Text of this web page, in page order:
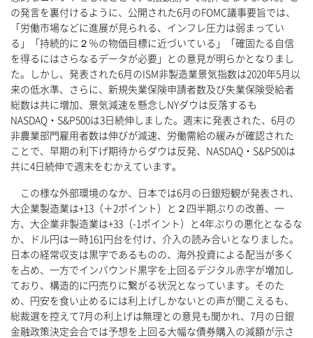
の発言を裏付けるように、公開された6月のFOMC議事要旨では、
「労働市場などに進展が見られる、インフレ圧力は弱まってい
る」「持続的に２％の物価目標に近づいている」「確固たる自信
を得るにはさらなるデータが必要」との意見が明らかとなりまし
た。しかし、発表された6月のISM非製造業景気指数は2020年5月以
来の低水準、さらに、新規失業保険申請者数及び失業保険受給者
総数は共に増加、景気減速を懸念しNYダウは反落するも
NASDAQ・S&P500は3日続伸しました。週末に発表された、6月の
非農業部門雇用者数は伸びが減速、労働需給の緩みが確認された
ことで、早期の利下げ期待からダウは反発、NASDAQ・S&P500は
共に4日続伸で週末をむかえています。
この様な外部環境のなか、日本では6月の日銀短観が発表され、
大企業製造業は+13（＋2ポイント）と２四半期ぶりの改善、一
方、大企業非製造業は+33（-1ポイント）と4年ぶりの悪化となるな
か、ドル円は一時161円台を付け、介入の読み合いとなりました。
日本の経常収支は黒字であるものの、海外投資による配当が多く
を占め、一方でインバウンド黒字を上回るデジタル赤字が増加し
ており、構造的に円売りに繋がる状況となっています。そのた
め、円安を食い止めるには利上げしかないとの声が聞こえるも、
総裁選を控えて7月の利上げは無理との意見も聞かれ、7月の日銀
金融政策決定会合では予想を上回る大幅な債券購入の減額が示さ